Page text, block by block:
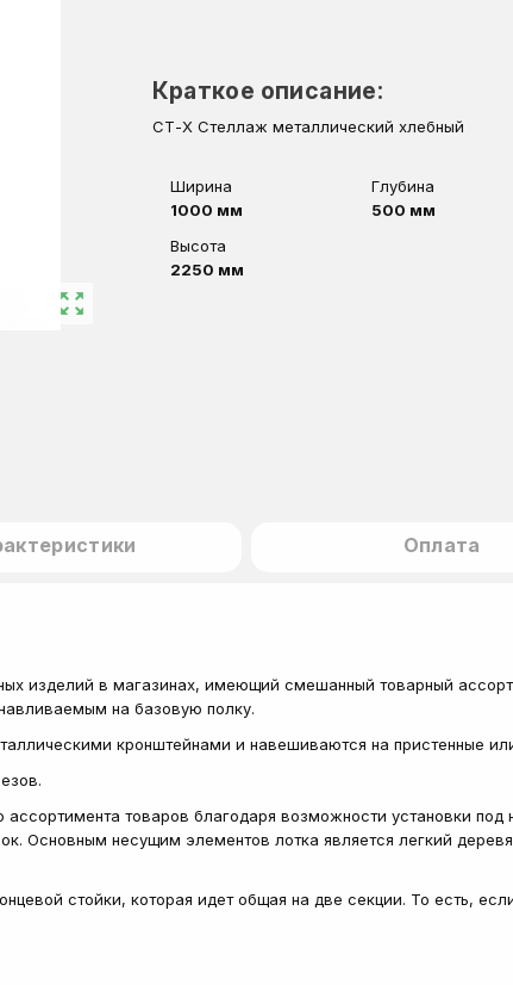
zoom_out_map
Краткое описание:
СТ-Х Стеллаж металлический хлебный
Ширина
1000 мм
Глубина
500 мм
Высота
2250 мм
Оплата
изделий в магазинах, имеющий смешанный товарный
на базовую полку.
кронштейнами и навешиваются на пристенные
товаров благодаря возможности установки
Основным несущим элементов лотка является легкий
стойки, которая идет общая на две секции. То есть,